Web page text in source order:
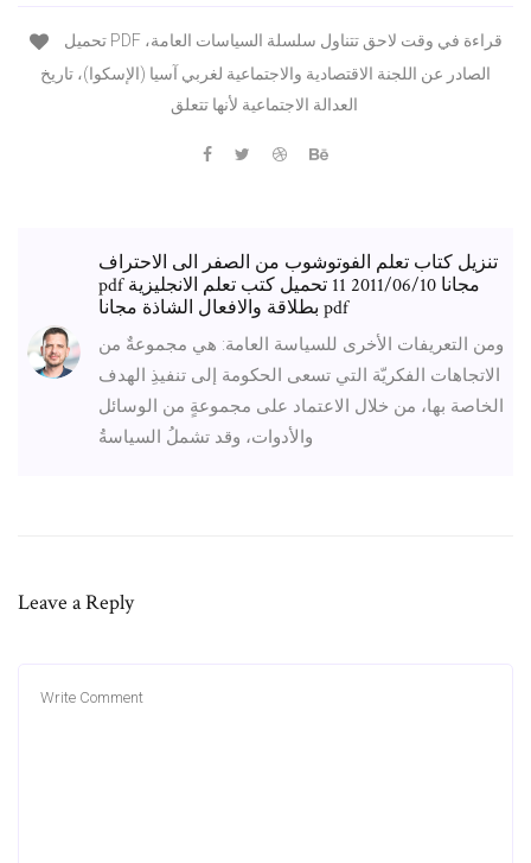
الصادر عن اللجنة الاقتصادية والاجتماعية لغربي آسيا (الإسكوا)، تاريخ
تنزيل كتاب تعلم الفوتوشوب من الصفر الى الاحتراف
pdf مجانا 2011/06/10 11 تحميل كتب تعلم الانجليزية
بطلاقة والافعال الشاذة مجانا pdf
ومن التعريفات الأخرى للسياسة العامة: هي مجموعةٌ من
الاتجاهات الفكريّة التي تسعى الحكومة إلى تنفيذِ الهدف
الخاصة بها، من خلال الاعتماد على مجموعةٍ من الوسائل
والأدوات، وقد تشملُ السياسةُ
Leave a Reply